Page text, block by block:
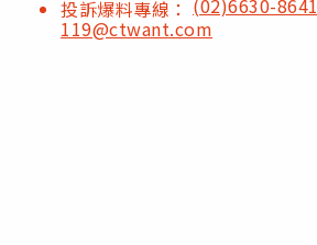
投訴爆料專線： (02)6630-8641
119@ctwant.com